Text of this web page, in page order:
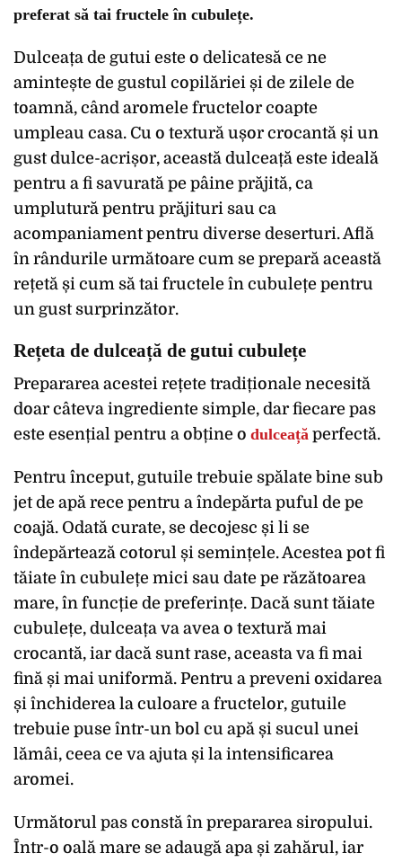
preferat să tai fructele în cubulețe.
Dulceața de gutui este o delicatesă ce ne
amintește de gustul copilăriei și de zilele de
toamnă, când aromele fructelor coapte
umpleau casa. Cu o textură ușor crocantă și un
gust dulce-acrișor, această dulceață este ideală
pentru a fi savurată pe pâine prăjită, ca
umplutură pentru prăjituri sau ca
acompaniament pentru diverse deserturi. Află
în rândurile următoare cum se prepară această
rețetă și cum să tai fructele în cubulețe pentru
un gust surprinzător.
Rețeta de dulceață de gutui cubulețe
Prepararea acestei rețete tradiționale necesită
doar câteva ingrediente simple, dar fiecare pas
este esențial pentru a obține o dulceață perfectă.
Pentru început, gutuile trebuie spălate bine sub
jet de apă rece pentru a îndepărta puful de pe
coajă. Odată curate, se decojesc și li se
îndepărtează cotorul și semințele. Acestea pot fi
tăiate în cubulețe mici sau date pe răzătoarea
mare, în funcție de preferințe. Dacă sunt tăiate
cubulețe, dulceața va avea o textură mai
crocantă, iar dacă sunt rase, aceasta va fi mai
fină și mai uniformă. Pentru a preveni oxidarea
și închiderea la culoare a fructelor, gutuile
trebuie puse într-un bol cu apă și sucul unei
lămâi, ceea ce va ajuta și la intensificarea
aromei.
Următorul pas constă în prepararea siropului.
Într-o oală mare se adaugă apa și zahărul, iar